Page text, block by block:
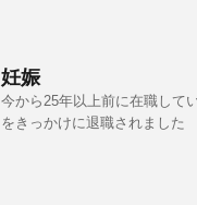
妊娠
今から25年以上前に在職して
をきっかけに退職されました